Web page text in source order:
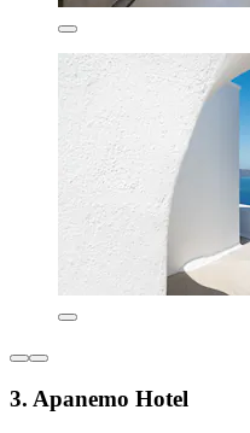
3. Apanemo Hotel